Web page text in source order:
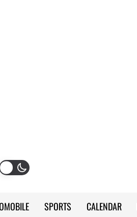
SPORTS CALENDAR